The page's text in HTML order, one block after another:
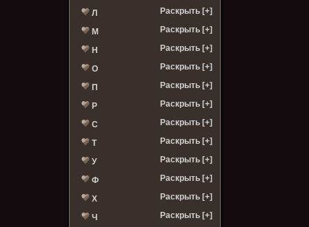
Л Раскрыть [+]
М Раскрыть [+]
Н Раскрыть [+]
О Раскрыть [+]
П Раскрыть [+]
Р Раскрыть [+]
С Раскрыть [+]
Т Раскрыть [+]
У Раскрыть [+]
Ф Раскрыть [+]
Х Раскрыть [+]
Ч Раскрыть [+]